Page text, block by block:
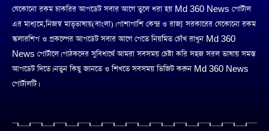
যেকোনো রকম চাকরির আপডেট সবার আগে তুলে ধরা হয় Md 360 News পোর্টাল
এর মাধ্যমে,নিজস্ব মাতৃভাষায়(বাংলা)। পাশাপাশি কেন্দ্র ও রাজ্য সরকারের যেকোনো রকম
স্কলারশিপ ও প্রকল্পের আপডেট সবার আগে পেতে নিয়মিত চোঁখ রাখুন Md 360
News পোর্টালে। পাঠকদের সুবিধার্থে আমরা সবসময় চেষ্টা করি সহজ সরল ভাষায় সমস্ত
আপডেট দিতে। নতুন কিছু জানতে ও শিখতে সবসময় ভিজিট করুন Md 360 News
পোর্টালটি।